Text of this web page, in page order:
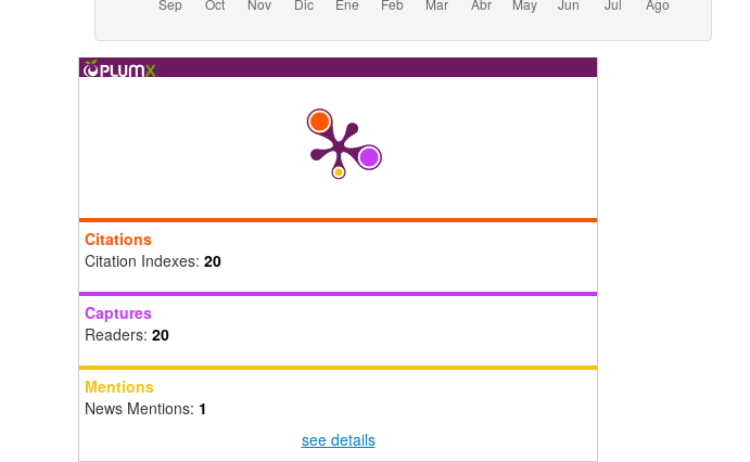
Citations
Citation Indexes: 20
Captures
Readers: 20
Mentions
News Mentions: 1
see details